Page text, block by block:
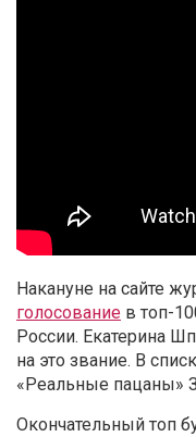
Накануне на сайте
голосование в топ-
России. Екатерина
на это звание. В
«Реальные пацаны»
Окончательный топ